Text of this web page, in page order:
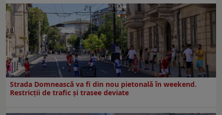
Strada Domnească va fi din nou pietonală în weekend.
Restricţii de trafic şi trasee deviate